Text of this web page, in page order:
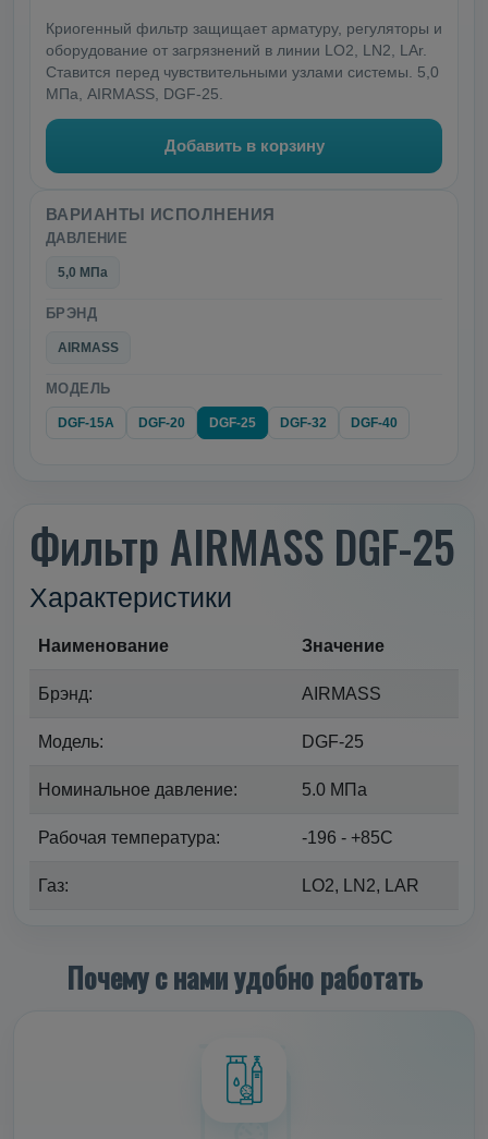
Криогенный фильтр защищает арматуру, регуляторы и
оборудование от загрязнений в линии LO2, LN2, LAr.
Ставится перед чувствительными узлами системы. 5,0
МПа, AIRMASS, DGF-25.
Добавить в корзину
ВАРИАНТЫ ИСПОЛНЕНИЯ
ДАВЛЕНИЕ
5,0 МПа
БРЭНД
AIRMASS
МОДЕЛЬ
DGF-15A DGF-20 DGF-25 DGF-32 DGF-40
Фильтр AIRMASS DGF-25
Характеристики
Наименование Значение
Брэнд: AIRMASS
Модель: DGF-25
Номинальное давление: 5.0 МПа
Рабочая температура: -196 - +85С
Газ: LO2, LN2, LAR
Почему с нами удобно работать